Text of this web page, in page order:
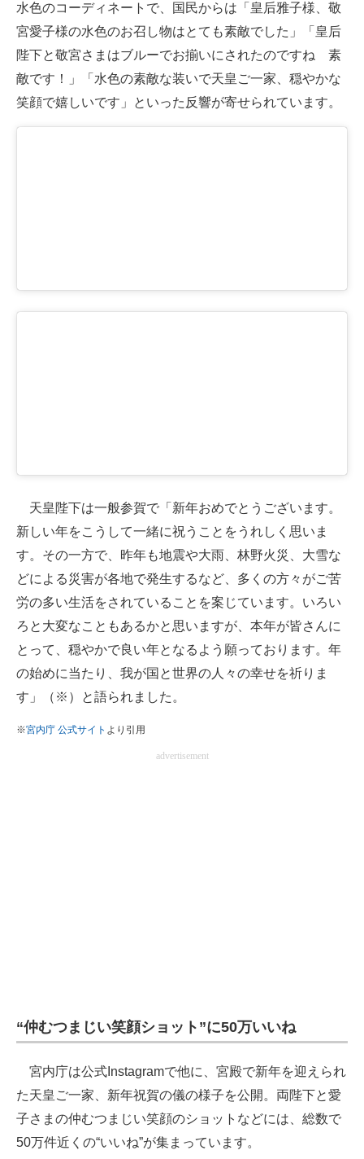
水色のコーディネートで、国民からは「皇后雅子様、敬
宮愛子様の水色のお召し物はとても素敵でした」「皇后
陛下と敬宮さまはブルーでお揃いにされたのですね 素
敵です！」「水色の素敵な装いで天皇ご一家、穏やかな
笑顔で嬉しいです」といった反響が寄せられています。
天皇陛下は一般参賀で「新年おめでとうございます。
新しい年をこうして一緒に祝うことをうれしく思いま
す。その一方で、昨年も地震や大雨、林野火災、大雪な
どによる災害が各地で発生するなど、多くの方々がご苦
労の多い生活をされていることを案じています。いろい
ろと大変なこともあるかと思いますが、本年が皆さんに
とって、穏やかで良い年となるよう願っております。年
の始めに当たり、我が国と世界の人々の幸せを祈りま
す」（※）と語られました。
※宮内庁 公式サイト より引用
advertisement
“仲むつまじい笑顔ショット”に50万いいね
宮内庁は公式Instagramで他に、宮殿で新年を迎えられ
た天皇ご一家、新年祝賀の儀の様子を公開。両陛下と愛
子さまの仲むつまじい笑顔のショットなどには、総数で
50万件近くの“いいね”が集まっています。